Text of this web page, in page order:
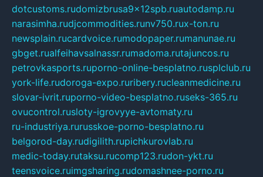
dotcustoms.rudomizbrusa9x12spb.ruautodamp.ru
narasimha.rudjcommodities.runv750.rux-ton.ru
newsplain.rucardvoice.rumodopaper.rumanunae.ru
gbget.rualfeihavsalnassr.rumadoma.rutajuncos.ru
petrovkasports.ruporno-online-besplatno.rusplclub.ru
york-life.rudoroga-expo.ruribery.rucleanmedicine.ru
slovar-ivrit.ruporno-video-besplatno.ruseks-365.ru
ovucontrol.rusloty-igrovyye-avtomaty.ru
ru-industriya.rurusskoe-porno-besplatno.ru
belgorod-day.rudigilith.rupichkurovlab.ru
medic-today.rutaksu.rucomp123.rudon-ykt.ru
teensvoice.ruimgsharing.rudomashnee-porno.ru